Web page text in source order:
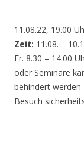
11.08.22, 19.00
Zeit: 11.08. –
Fr. 8.30 – 14.00
oder Seminare
behindert
Besuch